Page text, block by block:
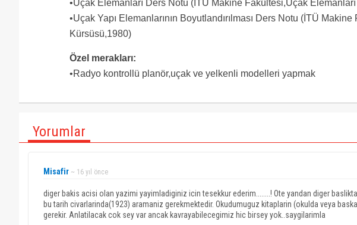
•Uçak Elemanları Ders Notu (İTÜ Makine Fakültesi,Uçak
•Uçak Yapı Elemanlarının Boyutlandırılması Ders Notu (İTÜ
Kürsüsü,1980)
Özel merakları:
•Radyo kontrollü planör,uçak ve yelkenli modelleri yapmak
Yorumlar
Misafir ~ 16 yıl önce
diger bakis acisi olan yazimi yayimladiginiz icin tesekkur ederim........! Ote yandan diger
bu tarih civarlarinda(1923) aramaniz gerekmektedir. Okudumuguz kitaplarin (okulda veya
gerekir. Anlatilacak cok sey var ancak kavrayabilecegimiz hic birsey yok..saygilarimla